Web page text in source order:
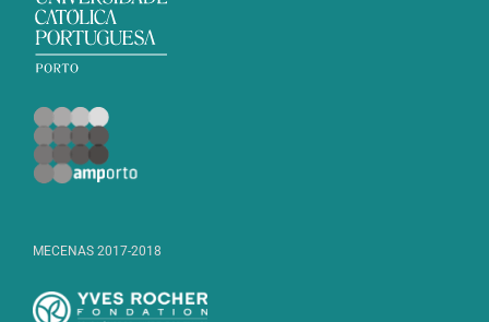
MECENAS 2017-2018